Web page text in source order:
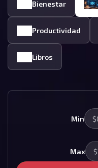
Bienestar
Productividad
Libros
Min
Max